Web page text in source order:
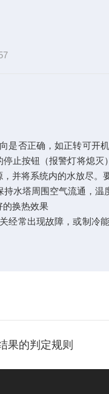
否正确，如正转可开
止按钮（报警灯将熄
并将系统内的水放尽
水塔周围空气流通，
的换热效果
常出现故障，或制冷
果的判定规则